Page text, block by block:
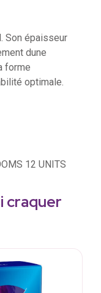
Son épaisseur
dune
forme
optimale.
craquer